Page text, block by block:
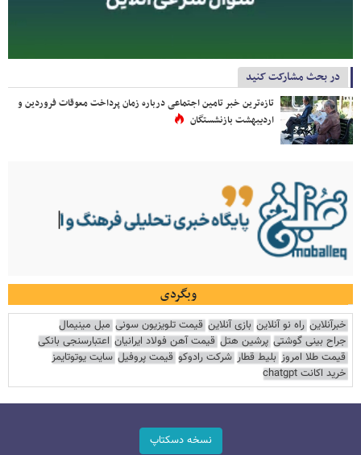
در بحث مشارکت کنید
تازه‌ترین خبر تامین اجتماعی درباره زمان پرداخت معوقات فروردین و
اردیبهشت بازنشستگان
وبگردی
خبرآنلاین راه نو آنلاین بازی آنلاین قیمت تلویزیون سونی مبل مینیمال
جراح بینی گوشتی پرشین هتل قیمت آهن فولاد ایرانیان اعتبارسنجی بانکی
قیمت طلا امروز بلیط قطار شرکت رادوکو قیمت پروفیل سایت یوتوتایمز
خرید اکانت chatgpt
نسخه دسکتاپ